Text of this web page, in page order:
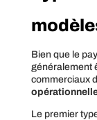
Bien que le
généralement
commerciaux
Le premier